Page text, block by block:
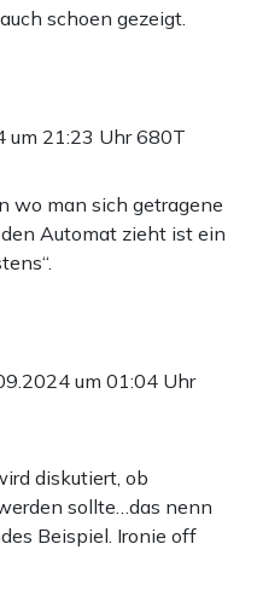
schoen gezeigt.
um 21:23 Uhr680T
wo man sich getragene
Automat zieht ist ein
um 01:04 Uhr
diskutiert, ob
sollte…das nenn
Beispiel. Ironie off